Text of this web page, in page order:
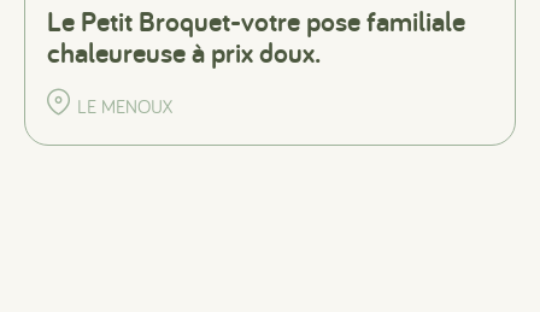
Le Petit Broquet-votre pose familiale
chaleureuse à prix doux.
LE MENOUX